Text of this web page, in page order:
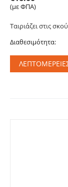
(με ΦΠΑ)
Ταιριάζει στις
Διαθεσιμότητα: